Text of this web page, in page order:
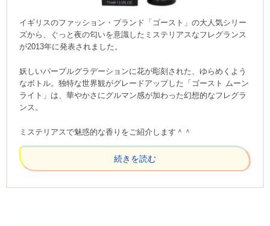
イギリスのファッション・ブランド「ゴースト」の大人気シリー
ズから、ぐっと夜の匂いを意識したミステリアスなフレグランス
が2013年に発表されました。
妖しいパープルグラデーションに花が彫刻された、ゆらめくよう
なボトル。独特な世界観がグレードアップした「ゴースト ムーン
ライト」は、華やかさにグルマン感が加わった幻想的なフレグラ
ンス。
ミステリアスで魅惑的な香りをご紹介します＾＾
続きを読む